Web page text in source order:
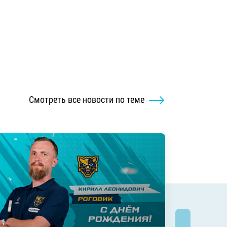
Смотреть все новости по теме